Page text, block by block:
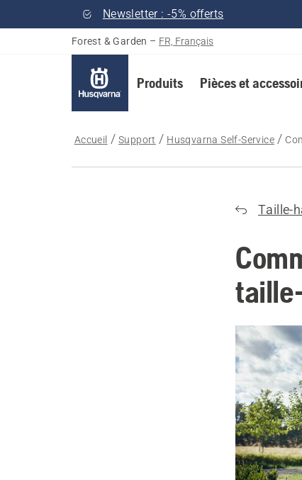
Newsletter : -5% offerts
Forest & Garden – FR, Français
Produits Pièces et
Accueil Support Husqvarna Self-Service
Taille-